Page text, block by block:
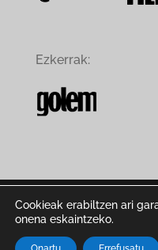
Ezkerrak:
Cookieak erabiltzen ari
onena eskaintzeko.